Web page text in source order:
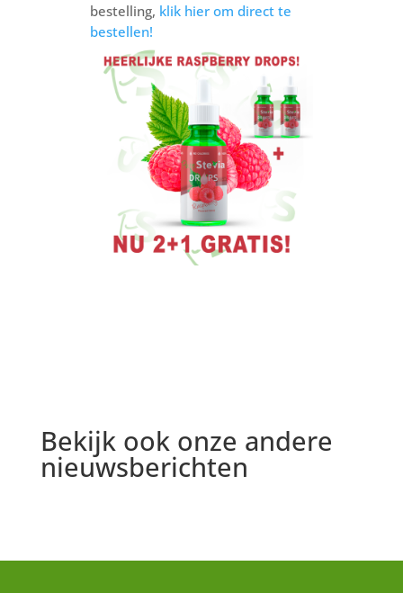
bestelling, klik hier om direct te
bestellen!
Bekijk ook onze andere
nieuwsberichten